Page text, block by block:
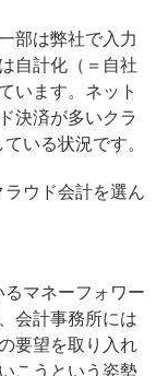
部は弊社で入力
自計化（＝自社
います。ネット
決済が多いクラ
いる状況です。
ウド会計を選ん
マネーフォワー
会計事務所には
要望を取り入れ
こうという姿勢